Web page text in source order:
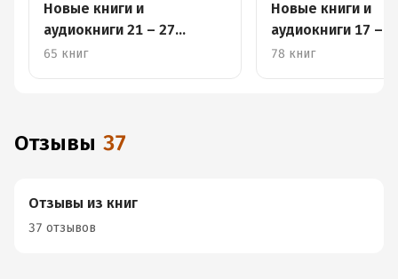
Новые книги и
аудиокниги 21 – 27
апреля
65 книг
Новые книги и
аудиокниги 17 –
78 книг
Отзывы 37
Отзывы из книг
37 отзывов